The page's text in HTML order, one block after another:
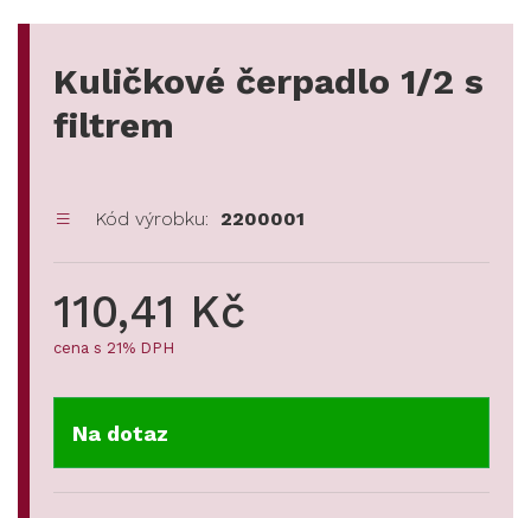
Kuličkové čerpadlo 1/2 s
filtrem
Kód výrobku: 2200001
110,41 Kč
cena s 21% DPH
Na dotaz